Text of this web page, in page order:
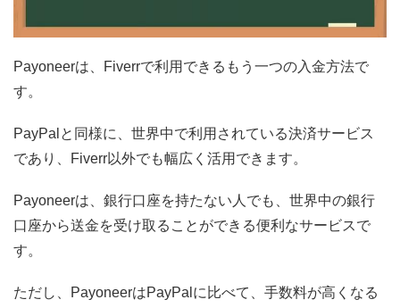
Payoneerは、Fiverrで利用できるもう一つの入金方法で
す。
PayPalと同様に、世界中で利用されている決済サービス
であり、Fiverr以外でも幅広く活用できます。
Payoneerは、銀行口座を持たない人でも、世界中の銀行
口座から送金を受け取ることができる便利なサービスで
す。
ただし、PayoneerはPayPalに比べて、手数料が高くなる